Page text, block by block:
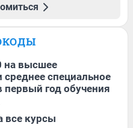
на высшее
среднее специальное
первый год обучения
все курсы